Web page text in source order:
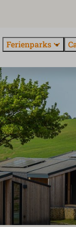
Ferienparks